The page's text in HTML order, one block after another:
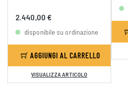
2.440,00 €
disponibile su ordinazione
AGGIUNGI AL CARRELLO
VISUALIZZA ARTICOLO